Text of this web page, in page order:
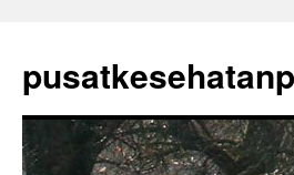
content